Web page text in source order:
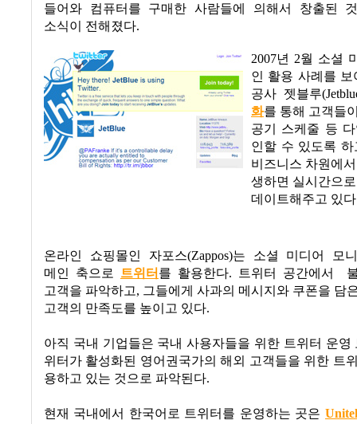
들어와 컴퓨터를 구매한 사람들에 의해서 창출된
소식이 전해졌다.
2007년 2월 소셜
인 활용 사례를
공사 젯블루
화를 통해 고객들
공기 스케줄 등
인할 수 있도록
비즈니스 차원에
생하면 실시간으
데이트해주고 있다
온라인 쇼핑몰인 자포스(Zappos)는 소셜 미디어 모
메인 축으로 트위터 를 활용한다. 트위터 공간에서
고객을 파악하고, 그들에게 사과의 메시지와 쿠폰을 담
고객의 만족도를 높이고 있다.
아직 국내 기업들은 국내 사용자들을 위한 트위터 운영
위터가 활성화된 영어권국가의 해외 고객들을 위한 트
용하고 있는 것으로 파악된다.
현재 국내에서 한국어로 트위터를 운영하는 곳은 Unitel